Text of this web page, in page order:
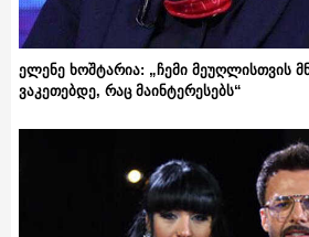
ელენე ხოშტარია: „ჩემი მეუღლისთვის
ვაკეთებდე, რაც მაინტერესებს“